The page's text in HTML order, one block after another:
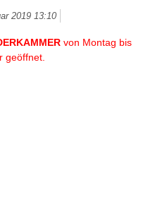
2019 13:10
von Montag bis
geöffnet.